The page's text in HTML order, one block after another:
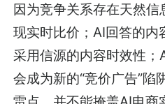
因为竞争关系存在天然
现实时比价；AI回答的内
采用信源的内容时效性
会成为新的“竞价广告”陷